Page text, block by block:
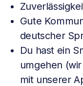
Gute
deutscher
Du hast ein
umgehen
mit unserer